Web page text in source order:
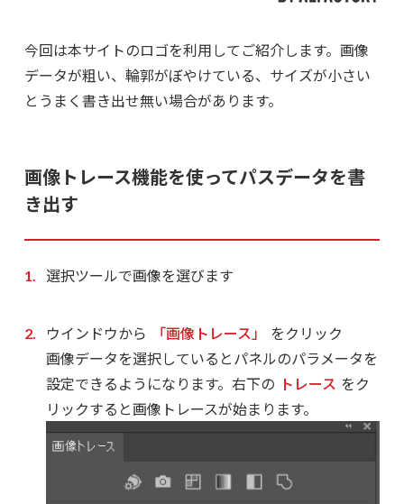
今回は本サイトのロゴを利用してご紹介します。画像
データが粗い、輪郭がぼやけている、サイズが小さい
とうまく書き出せ無い場合があります。
画像トレース機能を使ってパスデータを書
き出す
選択ツールで画像を選びます
ウインドウから 「画像トレース」
をクリック
画像データを選択しているとパネルのパラメータを
設定できるようになります。右下の トレース をク
リックすると画像トレースが始まります。